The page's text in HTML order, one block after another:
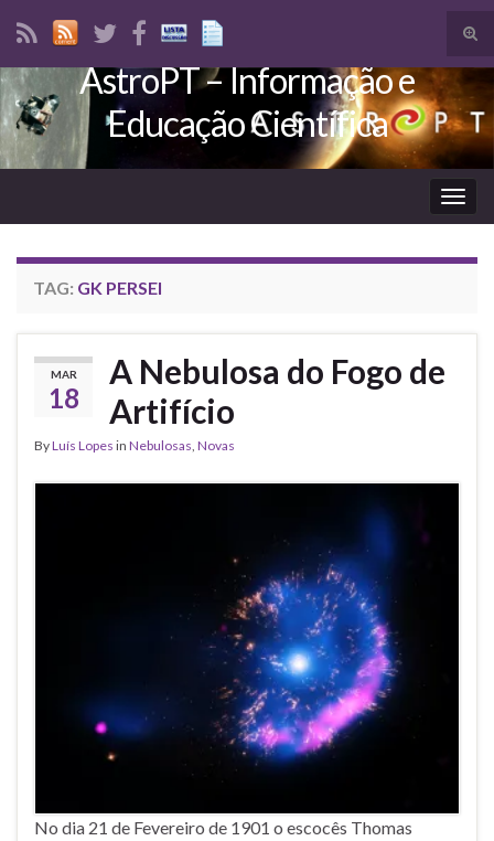
Search for:
AstroPT – Informação e
Educação Científica
TAG: GK PERSEI
MAR
18
A Nebulosa do Fogo de
Artifício
ByLuís Lopes in Nebulosas, Novas
No dia 21 de Fevereiro de 1901 o escocês Thomas